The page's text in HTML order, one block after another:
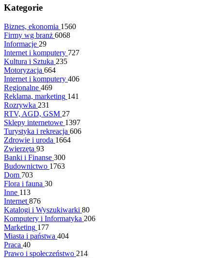
Kategorie
Biznes, ekonomia 1560
Firmy wg branż 6068
Informacje 29
Internet i komputery 727
Kultura i Sztuka 235
Motoryzacja 664
Internet i komputery 406
Regionalne 469
Reklama, marketing 141
Rozrywka 231
RTV, AGD, GSM 27
Sklepy internetowe 1397
Turystyka i rekreacja 606
Zdrowie i uroda 1664
Zwierzęta 93
Banki i Finanse 300
Budownictwo 1763
Dom 703
Flora i fauna 30
Inne 113
Internet 876
Katalogi i Wyszukiwarki 80
Komputery i Informatyka 206
Marketing 177
Miasta i państwa 404
Praca 40
Prawo i społeczeństwo 214